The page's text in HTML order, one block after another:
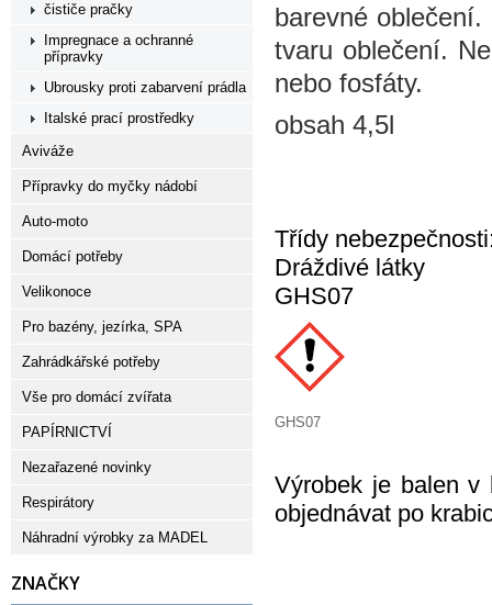
barevné
tvaru oblečení.
nebo fosfáty.
obsah 4,5l
Třídy
Dráždivé látky
GHS07
GHS07
Výrobek je balen
objednávat po
čističe pračky
Impregnace a ochranné
přípravky
Ubrousky proti zabarvení prádla
Italské prací prostředky
Aviváže
Přípravky do myčky nádobí
Auto-moto
Domácí potřeby
Velikonoce
Pro bazény, jezírka, SPA
Zahrádkářské potřeby
Vše pro domácí zvířata
PAPÍRNICTVÍ
Nezařazené novinky
Respirátory
Náhradní výrobky za MADEL
ZNAČKY